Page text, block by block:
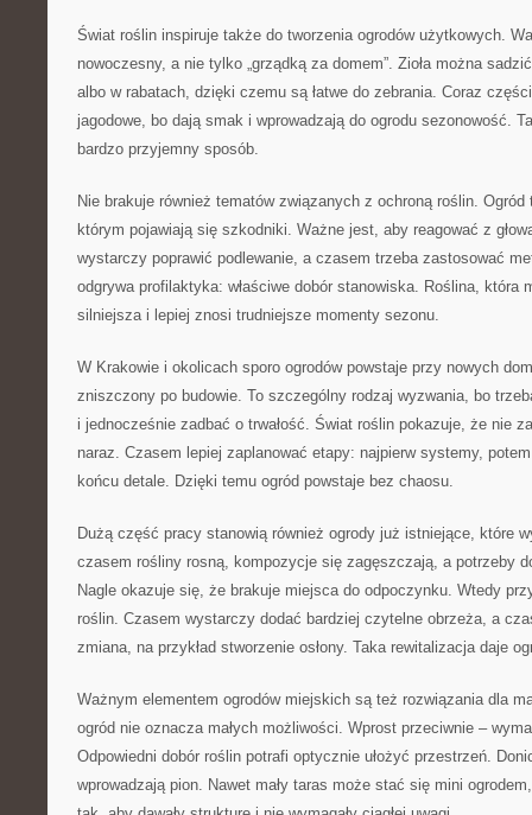
Świat roślin inspiruje także do tworzenia ogrodów użytkowych.
nowoczesny, a nie tylko „grządką za domem”. Zioła można
albo w rabatach, dzięki czemu są łatwe do zebrania. Coraz
jagodowe, bo dają smak i wprowadzają do ogrodu sezonowość.
bardzo przyjemny sposób.
Nie brakuje również tematów związanych z ochroną roślin.
którym pojawiają się szkodniki. Ważne jest, aby reagować z
wystarczy poprawić podlewanie, a czasem trzeba zastosować
odgrywa profilaktyka: właściwe dobór stanowiska. Roślina, która
silniejsza i lepiej znosi trudniejsze momenty sezonu.
W Krakowie i okolicach sporo ogrodów powstaje przy nowych
zniszczony po budowie. To szczególny rodzaj wyzwania, bo
i jednocześnie zadbać o trwałość. Świat roślin pokazuje, że nie
naraz. Czasem lepiej zaplanować etapy: najpierw systemy,
końcu detale. Dzięki temu ogród powstaje bez chaosu.
Dużą część pracy stanowią również ogrody już istniejące, które
czasem rośliny rosną, kompozycje się zagęszczają, a potrzeby
Nagle okazuje się, że brakuje miejsca do odpoczynku. Wtedy
roślin. Czasem wystarczy dodać bardziej czytelne obrzeża, a
zmiana, na przykład stworzenie osłony. Taka rewitalizacja daje
Ważnym elementem ogrodów miejskich są też rozwiązania dla
ogród nie oznacza małych możliwości. Wprost przeciwnie –
Odpowiedni dobór roślin potrafi optycznie ułożyć przestrzeń.
wprowadzają pion. Nawet mały taras może stać się mini